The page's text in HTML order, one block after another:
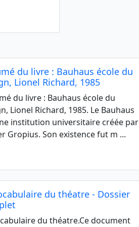
du livre : Bauhaus école du
Lionel Richard, 1985
du livre : Bauhaus école du
Lionel Richard, 1985. Le Bauhaus
institution universitaire créée par
Gropius. Son existence fut m ...
du théatre - Dossier
du théatre.Ce document